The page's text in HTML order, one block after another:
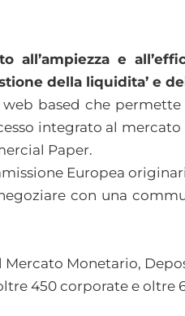
all’ampiezza e
della liquidita’ e
based che
integrato al
Paper.
Europea
con una
Monetario,
450 corporate e oltre